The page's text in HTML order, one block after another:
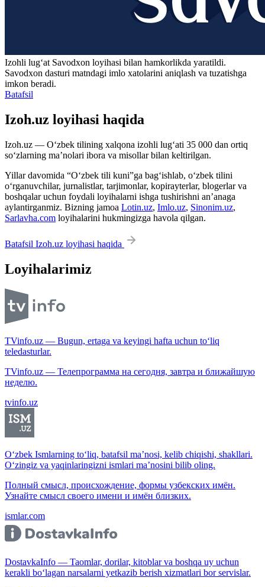
Izohli lugʻat Savodxon loyihasi bilan hamkorlikda yaratildi.
Savodxon dasturi matndagi imlo xatolarini aniqlash va tuzatishga
imkon beradi.
Batafsil
Izoh.uz loyihasi haqida
Izoh.uz — O‘zbek tilining xalqona izohli lug‘ati 35 000 dan ortiq
so‘zlarning ma’nolari ibora va misollar bilan keltirilgan.
Yillar davomida “O‘zbek tili kuni”ga bag‘ishlab, o‘zbek tilini
o‘rganuvchilar, jurnalistlar, tarjimonlar, kopirayterlar, blogerlar va
boshqalar uchun foydali loyihalarni ishga tushirishni an’anaga
aylantirganmiz. Bizning jamoa Lotin.uz, Imlo.uz, Sinonim.uz,
Sarlavha.com loyihalarini hukmingizga havola qilgan.
Batafsil Izoh.uz loyihasi haqida
Loyihalarimiz
TVinfo.uz — Bugun, ertaga va keyingi hafta uchun to‘liq
teledasturlar.
TVinfo.uz — Телепрограмма на сегодня, завтра и ближайшую
неделю.
tvinfo.uz
O‘zbek Ismlarning to‘liq, batafsil ma’nosi, kelib chiqishi, shakllari.
O‘zingiz va yaqinlaringizni ismlari ma’nosini bilib oling.
Полный смысл, происхождение, формы узбекских имён.
Узнайте смысл своего имени и имён близких.
ismlar.com
DostavkaInfo — Taomlar, dorilar, kitoblar va boshqa uy uchun
kerakli bo‘lagan narsalarni yetkazib berish xizmatlari bor servislar.